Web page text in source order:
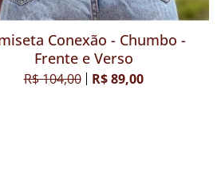
Conexão - Chumbo -
Frente e Verso
R$ 104,00 R$ 89,00